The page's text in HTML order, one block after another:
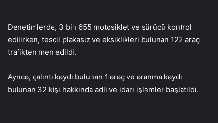
Denetimlerde, 3 bin 655 motosiklet ve sürücü kontrol
edilirken, tescil plakasız ve eksiklikleri bulunan 122 araç
trafikten men edildi.
Ayrıca, çalıntı kaydı bulunan 1 araç ve aranma kaydı
bulunan 32 kişi hakkında adli ve idari işlemler başlatıldı.